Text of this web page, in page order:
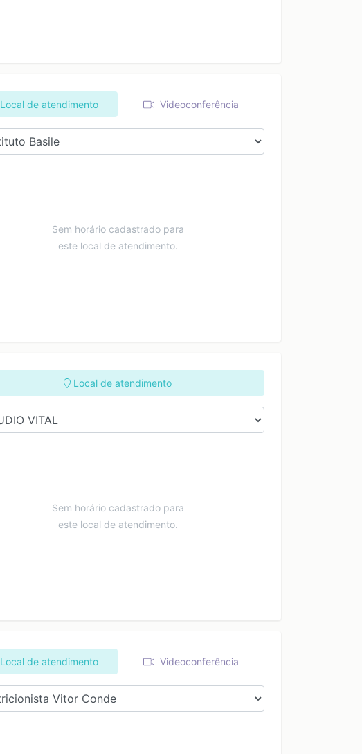
Local de atendimento Videoconferência
Sem horário cadastrado para
este local de atendimento.
Local de atendimento
Sem horário cadastrado para
este local de atendimento.
Local de atendimento Videoconferência